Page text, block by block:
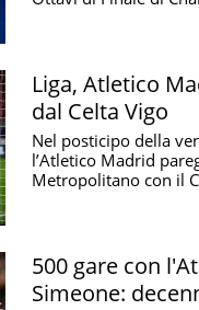
Liga, Atletico
dal Celta Vigo
Nel posticipo della
l’Atletico Madrid
Metropolitano con il
500 gare con
Simeone: